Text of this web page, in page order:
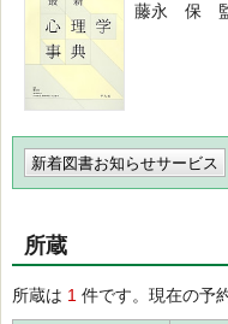
藤永 保 監
新着図書お知らせサービス
所蔵
所蔵は 1 件です。現在の予